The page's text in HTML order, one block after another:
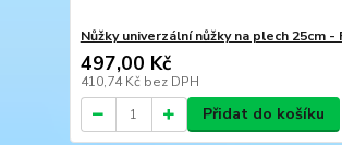
Nůžky univerzální nůžky na plech 25cm -
497,00 Kč
410,74 Kč bez DPH
Přidat do košíku